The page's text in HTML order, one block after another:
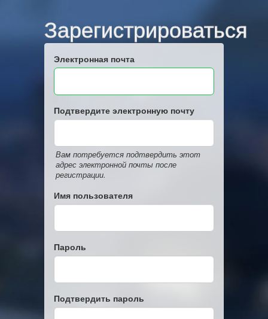
Зарегистрироваться
Электронная почта
Подтвердите электронную почту
Вам потребуется подтвердить этот
адрес электронной почты после
регистрации.
Имя пользователя
Пароль
Подтвердить пароль